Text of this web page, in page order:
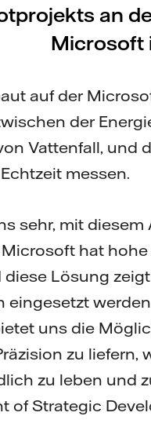
an
Microsoft
auf der
der
Vattenfall, und
messen.
sehr, mit
hat
diese Lösung
eingesetzt
uns die
zu liefern,
zu leben und
of Strategic